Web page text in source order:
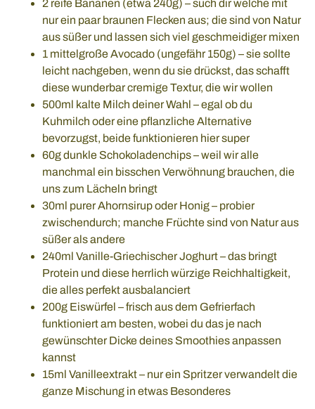
2 reife Bananen (etwa 240g) – such dir welche mit
nur ein paar braunen Flecken aus; die sind von Natur
aus süßer und lassen sich viel geschmeidiger mixen
1 mittelgroße Avocado (ungefähr 150g) – sie sollte
leicht nachgeben, wenn du sie drückst, das schafft
diese wunderbar cremige Textur, die wir wollen
500ml kalte Milch deiner Wahl – egal ob du
Kuhmilch oder eine pflanzliche Alternative
bevorzugst, beide funktionieren hier super
60g dunkle Schokoladenchips – weil wir alle
manchmal ein bisschen Verwöhnung brauchen, die
uns zum Lächeln bringt
30ml purer Ahornsirup oder Honig – probier
zwischendurch; manche Früchte sind von Natur aus
süßer als andere
240ml Vanille-Griechischer Joghurt – das bringt
Protein und diese herrlich würzige Reichhaltigkeit,
die alles perfekt ausbalanciert
200g Eiswürfel – frisch aus dem Gefrierfach
funktioniert am besten, wobei du das je nach
gewünschter Dicke deines Smoothies anpassen
kannst
15ml Vanilleextrakt – nur ein Spritzer verwandelt die
ganze Mischung in etwas Besonderes